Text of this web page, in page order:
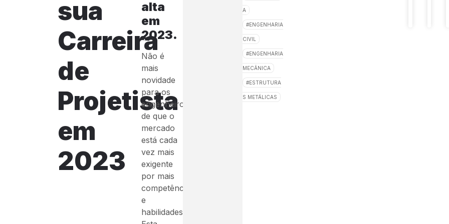
sua
Carreira
de
Projetista
em
2023
alta
em
2023.
Não é
mais
novidade
para os
engenheiros
de que o
mercado
está cada
vez mais
exigente
por mais
competências
e
habilidades.
A
ENGENHARIA
CIVIL
ENGENHARIA
MECÂNICA
ESTRUTURA
S METÁLICAS